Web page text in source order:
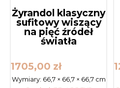
Żyrandol klasyczny
sufitowy wiszący
na pięć źródeł
światła
1705,00 zł
Wymiary: 66,7 × 66,7 × 66,7 cm